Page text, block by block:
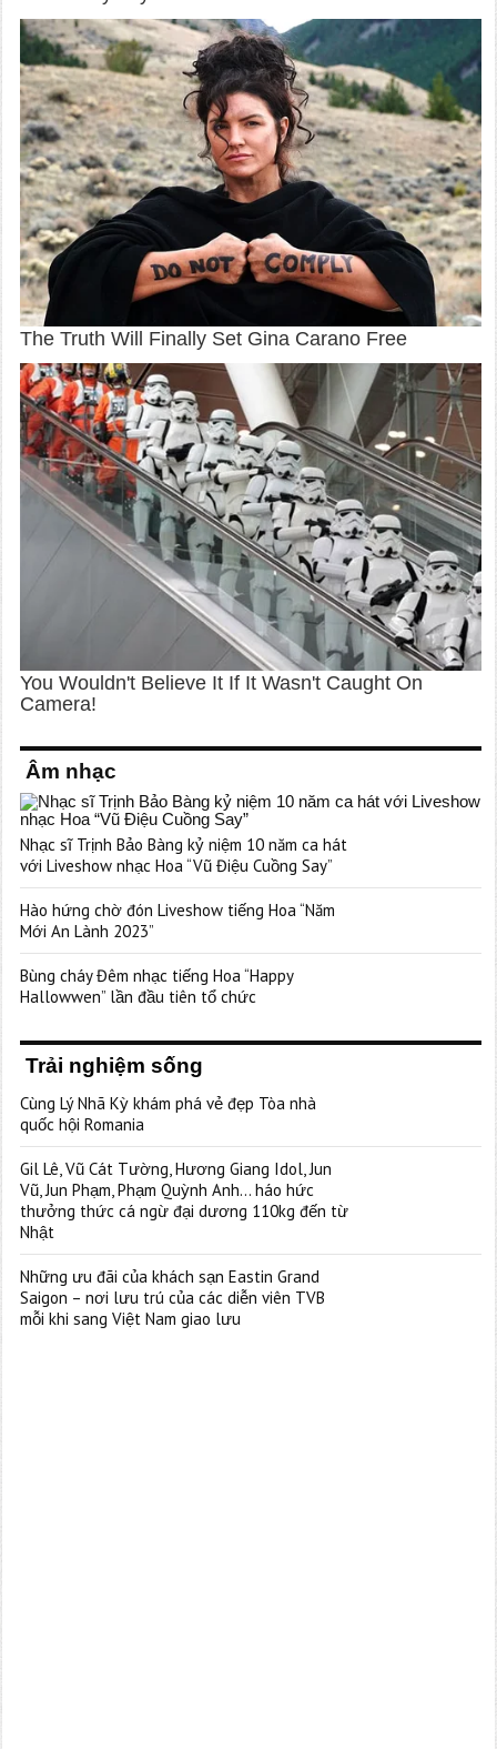
Âm nhạc
Nhạc sĩ Trịnh Bảo Bàng kỷ niệm 10 năm ca hát
với Liveshow nhạc Hoa “Vũ Điệu Cuồng Say”
Hào hứng chờ đón Liveshow tiếng Hoa “Năm
Mới An Lành 2023”
Bùng cháy Đêm nhạc tiếng Hoa “Happy
Hallowwen” lần đầu tiên tổ chức
Trải nghiệm sống
Cùng Lý Nhã Kỳ khám phá vẻ đẹp Tòa nhà
quốc hội Romania
Gil Lê, Vũ Cát Tường, Hương Giang Idol, Jun
Vũ, Jun Phạm, Phạm Quỳnh Anh… háo hức
thưởng thức cá ngừ đại dương 110kg đến từ
Nhật
Những ưu đãi của khách sạn Eastin Grand
Saigon – nơi lưu trú của các diễn viên TVB
mỗi khi sang Việt Nam giao lưu